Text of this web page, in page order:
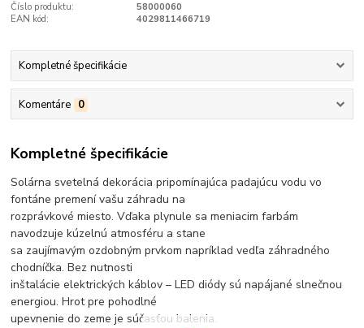
Číslo produktu:
58000060
EAN kód:
4029811466719
Kompletné špecifikácie
Komentáre 0
Kompletné špecifikácie
Solárna svetelná dekorácia pripomínajúca padajúcu vodu vo
fontáne premení vašu záhradu na
rozprávkové miesto. Vďaka plynule sa meniacim farbám
navodzuje kúzelnú atmosféru a stane
sa zaujímavým ozdobným prvkom napríklad vedľa záhradného
chodníčka. Bez nutnosti
inštalácie elektrických káblov – LED diódy sú napájané slnečnou
energiou. Hrot pre pohodlné
upevnenie do zeme je súčasťou balenia.